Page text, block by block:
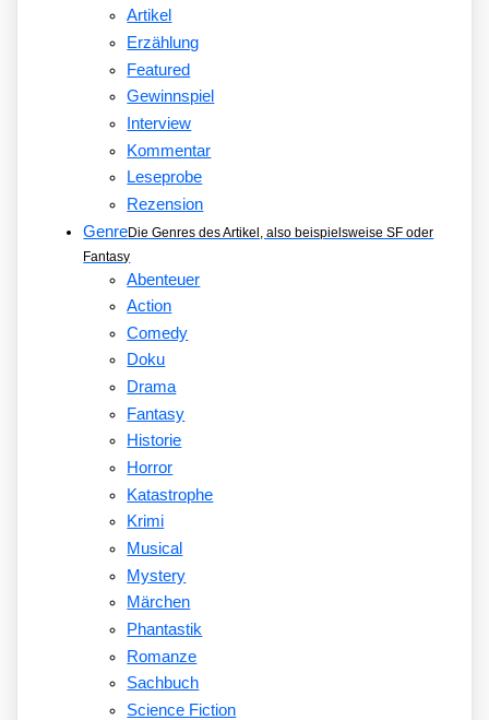
Artikel
Erzählung
Featured
Gewinnspiel
Interview
Kommentar
Leseprobe
Rezension
GenreDie Genres des Artikel, also beispielsweise SF oder
Fantasy
Abenteuer
Action
Comedy
Doku
Drama
Fantasy
Historie
Horror
Katastrophe
Krimi
Musical
Mystery
Märchen
Phantastik
Romanze
Sachbuch
Science Fiction